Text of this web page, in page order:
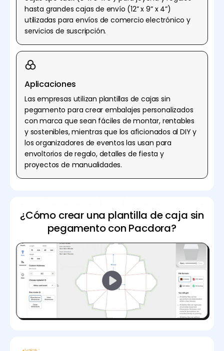
hasta grandes cajas de envío (12” x 9” x 4”)
utilizadas para envíos de comercio electrónico y
servicios de suscripción.
Aplicaciones
Las empresas utilizan plantillas de cajas sin
pegamento para crear embalajes personalizados
con marca que sean fáciles de montar, rentables
y sostenibles, mientras que los aficionados al DIY y
los organizadores de eventos las usan para
envoltorios de regalo, detalles de fiesta y
proyectos de manualidades.
¿Cómo crear una plantilla de caja sin
pegamento con Pacdora?